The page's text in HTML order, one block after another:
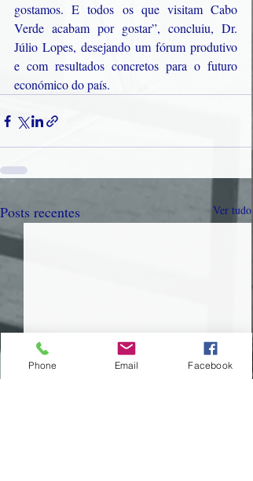
gostamos. E todos os que visitam Cabo
Verde acabam por gostar”, concluiu, Dr.
Júlio Lopes, desejando um fórum produtivo
e com resultados concretos para o futuro
económico do país.
Posts recentes Ver tudo
Phone Email Facebook